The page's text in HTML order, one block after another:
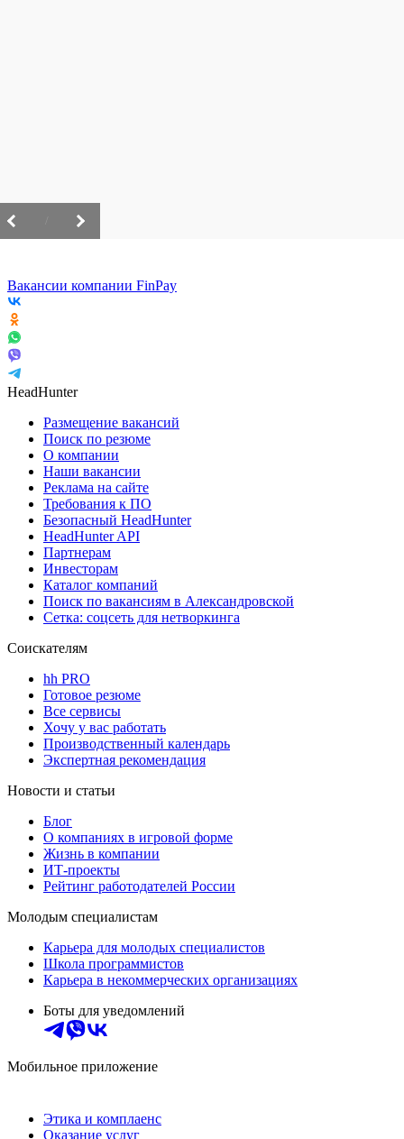
Вакансии компании FinPay
HeadHunter
Размещение вакансий
Поиск по резюме
О компании
Наши вакансии
Реклама на сайте
Требования к ПО
Безопасный HeadHunter
HeadHunter API
Партнерам
Инвесторам
Каталог компаний
Поиск по вакансиям в Александровской
Сетка: соцсеть для нетворкинга
Соискателям
hh PRO
Готовое резюме
Все сервисы
Хочу у вас работать
Производственный календарь
Экспертная рекомендация
Новости и статьи
Блог
О компаниях в игровой форме
Жизнь в компании
ИТ-проекты
Рейтинг работодателей России
Молодым специалистам
Карьера для молодых специалистов
Школа программистов
Карьера в некоммерческих организациях
Боты для уведомлений
Мобильное приложение
Этика и комплаенс
Оказание услуг